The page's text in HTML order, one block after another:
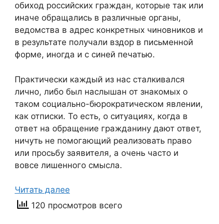
обиход российских граждан, которые так или
иначе обращались в различные органы,
ведомства в адрес конкретных чиновников и
в результате получали вздор в письменной
форме, иногда и с синей печатью.
Практически каждый из нас сталкивался
лично, либо был наслышан от знакомых о
таком социально-бюрократическом явлении,
как отписки. То есть, о ситуациях, когда в
ответ на обращение гражданину дают ответ,
ничуть не помогающий реализовать право
или просьбу заявителя, а очень часто и
вовсе лишенного смысла.
Читать далее
120 просмотров всего